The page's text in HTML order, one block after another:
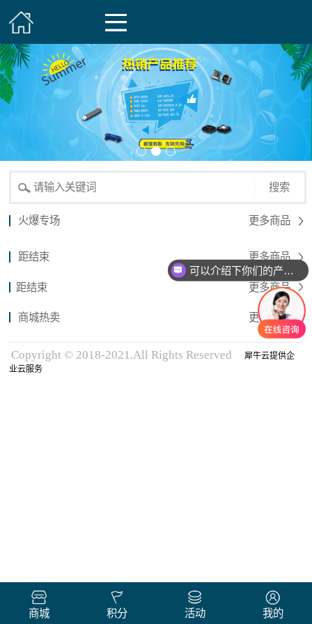
搜索
火爆专场 更多商品
距结束 更多商品
距结束 更多商品
商城热卖 更多商品
Copyright © 2018-2021.All Rights Reserved
犀牛云提供企
业云服务
商城 积分 活动 我的